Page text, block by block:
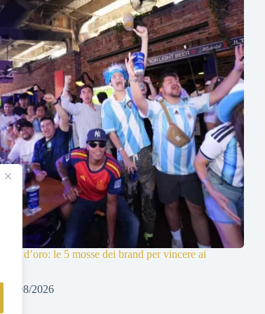
d’oro: le 5 mosse dei brand per vincere ai
06/08/2026